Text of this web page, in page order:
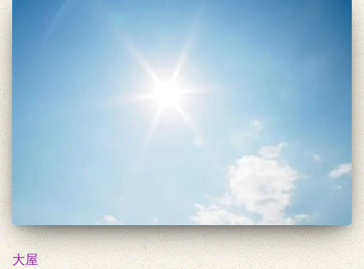
大屋